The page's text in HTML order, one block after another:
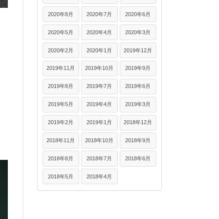
2020年8月 2020年7月 2020年6月
2020年5月 2020年4月 2020年3月
2020年2月 2020年1月 2019年12月
2019年11月 2019年10月 2019年9月
2019年8月 2019年7月 2019年6月
2019年5月 2019年4月 2019年3月
2019年2月 2019年1月 2018年12月
2018年11月 2018年10月 2018年9月
2018年8月 2018年7月 2018年6月
2018年5月 2018年4月